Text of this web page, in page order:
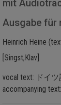
mit
Ausgabe für
Heinrich Heine
[Singst,Klav]
vocal text: ドイツ
accompanying